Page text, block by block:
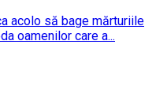
acolo să bage mărturiile
oamenilor care a...